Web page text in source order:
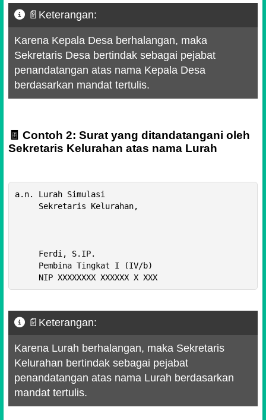
📄Keterangan:
Karena Kepala Desa berhalangan, maka
Sekretaris Desa bertindak sebagai pejabat
penandatangan atas nama Kepala Desa
berdasarkan mandat tertulis.
🧾 Contoh 2: Surat yang ditandatangani oleh
Sekretaris Kelurahan atas nama Lurah
a.n. Lurah Simulasi
📄Keterangan:
Karena Lurah berhalangan, maka Sekretaris
Kelurahan bertindak sebagai pejabat
penandatangan atas nama Lurah berdasarkan
mandat tertulis.